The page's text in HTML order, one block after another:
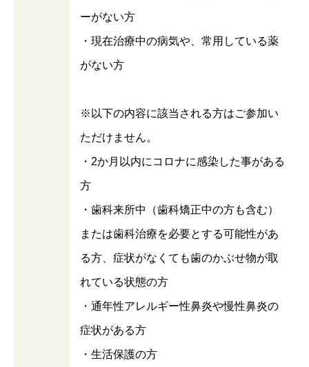
ーがない方
・現在治療中の病気や、常用している薬
がない方
※以下の内容に該当される方はご参加い
ただけません。
・2か月以内にコロナに感染した事がある
方
・歯科来所中（歯科矯正中の方も含む）
または歯科治療を必要とする可能性があ
る方、症状がなくても歯のかぶせ物が取
れている状態の方
・通年性アレルギー性鼻炎や慢性鼻炎の
症状がある方
・生活保護の方